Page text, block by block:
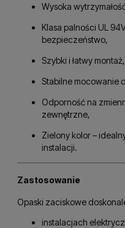
Wysoka
Klasa palności UL
bezpieczeństwo,
Szybki i łatwy montaż,
Stabilne mocowanie
Odporność na
zewnętrzne,
Zielony kolor –
instalacji.
Zastosowanie
Opaski zaciskowe
instalacjach